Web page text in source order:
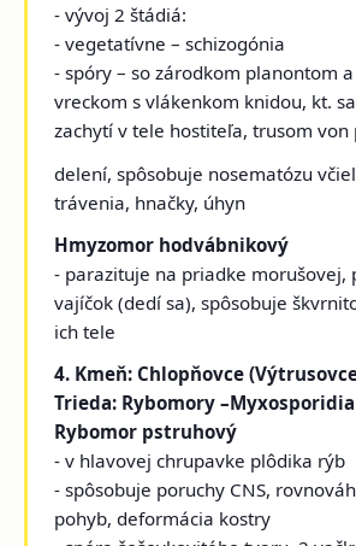
- vývoj 2 štádiá:
- vegetatívne – schizogónia
- spóry – so zárodkom planontom
vreckom s vlákenkom knidou, kt.
zachytí v tele hostiteľa, trusom von
delení, spôsobuje nosematózu
trávenia, hnačky, úhyn
Hmyzomor hodvábnikový
- parazituje na priadke morušovej,
vajíčok (dedí sa), spôsobuje
ich tele
4. Kmeň: Chlopňovce
Trieda: Rybomory –Myxosporidia
Rybomor pstruhový
- v hlavovej chrupavke plôdika rýb
- spôsobuje poruchy CNS,
pohyb, deformácia kostry